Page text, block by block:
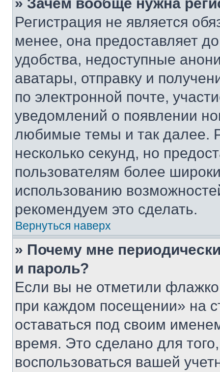
Регистрация не является
менее, она предоставляет
удобства, недоступные
аватары, отправку и
по электронной почте,
уведомлений о появлении
любимые темы и так далее.
несколько секунд, но
пользователям более
использованию
рекомендуем это сделать.
Вернуться наверх
» Почему мне
и пароль?
Если вы не отметили
при каждом посещении» на
оставаться под своим
время. Это сделано для
воспользоваться вашей